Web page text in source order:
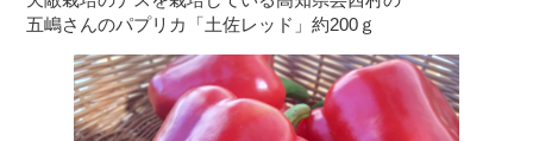
五嶋さんのパプリカ「土佐レッド」約200ｇ